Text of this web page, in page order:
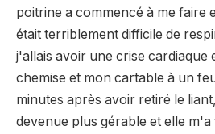
poitrine a commencé à me faire
était terriblement difficile de
j'allais avoir une crise cardiaque
chemise et mon cartable à un
minutes après avoir retiré le
devenue plus gérable et elle